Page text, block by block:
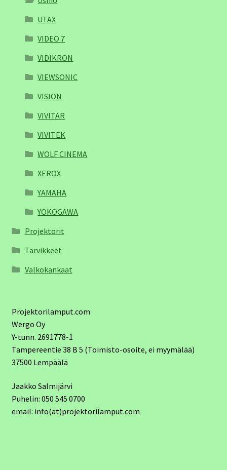
UTAX
VIDEO 7
VIDIKRON
VIEWSONIC
VISION
VIVITAR
VIVITEK
WOLF CINEMA
XEROX
YAMAHA
YOKOGAWA
Projektorit
Tarvikkeet
Valkokankaat
Projektorilamput.com
Wergo Oy
Y-tunn. 2691778-1
Tampereentie 38 B 5 (Toimisto-osoite, ei myymälää)
37500 Lempäälä
Jaakko Salmijärvi
Puhelin: 050 545 0700
email: info(ät)projektorilamput.com